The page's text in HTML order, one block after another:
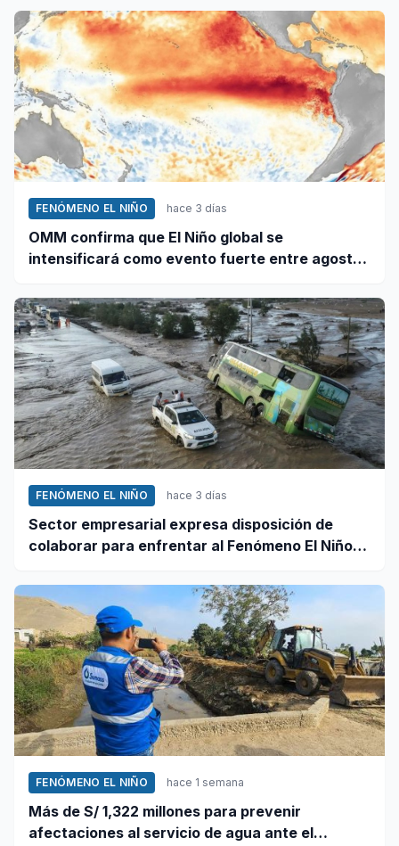
FENÓMENO EL NIÑO hace 3 días
OMM confirma que El Niño global se
intensificará como evento fuerte entre agosto
FENÓMENO EL NIÑO hace 3 días
Sector empresarial expresa disposición de
colaborar para enfrentar al Fenómeno El Niño,
FENÓMENO EL NIÑO hace 1 semana
Más de S/ 1,322 millones para prevenir
afectaciones al servicio de agua ante el